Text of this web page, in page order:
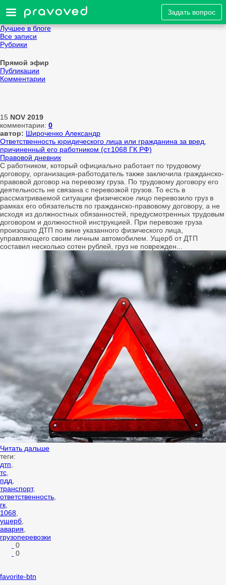
Задать вопрос
Лучшее в блоге
Все записи
Рубрики
Прямой эфир
Публикации
Комментарии
15 NOV 2019
комментарии: 0
автор: Широченко Александр
Ответственность юридического лица или гражданина за вред,
причиненный его работником (ст.1068 ГК РФ)
Правовой дневник
С работником, который официально работает по трудовому
договору, организация-работодатель также заключила гражданско-
правовой договор на перевозку груза. По трудовому договору его
деятельность не связана с перевозкой грузов. То есть в
рассматриваемой ситуации физическое лицо перевозило груз в
рамках его обязательств по гражданско-правовому договору, а не
исходя из должностных обязанностей, предусмотренных трудовым
договором и должностной инструкцией. При перевозке груза
произошло ДТП по вине указанного физического лица,
управляющего своим личным автомобилем. Ущерб от ДТП
составил несколько сотен рублей, груз не поврежден...
Читать дальше
теги:
дтп
тс
пдд
транспорт,
ответственность
гк
1068
ущерб
авария
грузоперевозки
0
0
favorite-btn